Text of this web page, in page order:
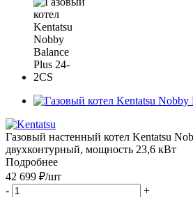
Газовый настенный котел Kentatsu
двухконтурный, мощность 23,6 кВт
Подробнее
42 699 ₽/шт
-
+